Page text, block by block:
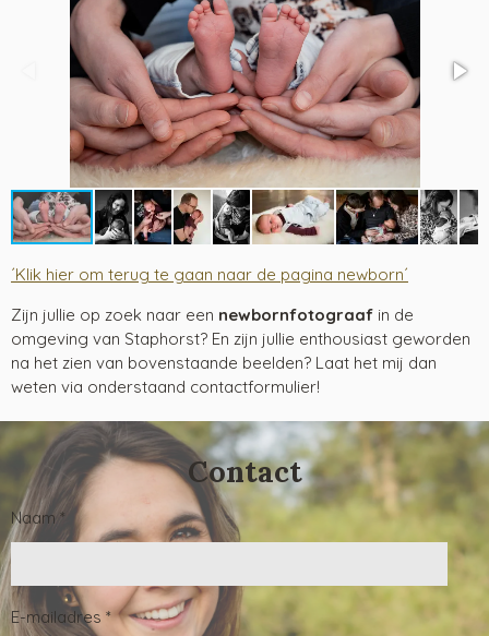
´Klik hier om terug te gaan naar de pagina newborn´
Zijn jullie op zoek naar een newbornfotograaf in de
omgeving van Staphorst? En zijn jullie enthousiast geworden
na het zien van bovenstaande beelden? Laat het mij dan
weten via onderstaand contactformulier!
Contact
Naam *
E-mailadres *